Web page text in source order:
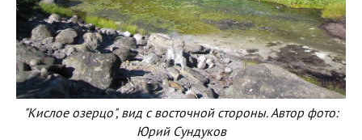
"Кислое озерцо", вид с восточной стороны. Автор фото:
Юрий Сундуков